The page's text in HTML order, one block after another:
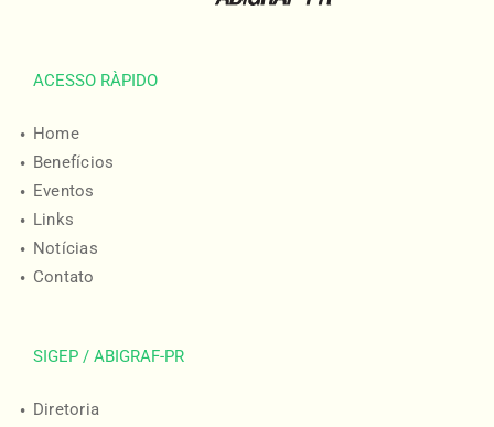
ACESSO RÀPIDO
Home
Benefícios
Eventos
Links
Notícias
Contato
SIGEP / ABIGRAF-PR
Diretoria